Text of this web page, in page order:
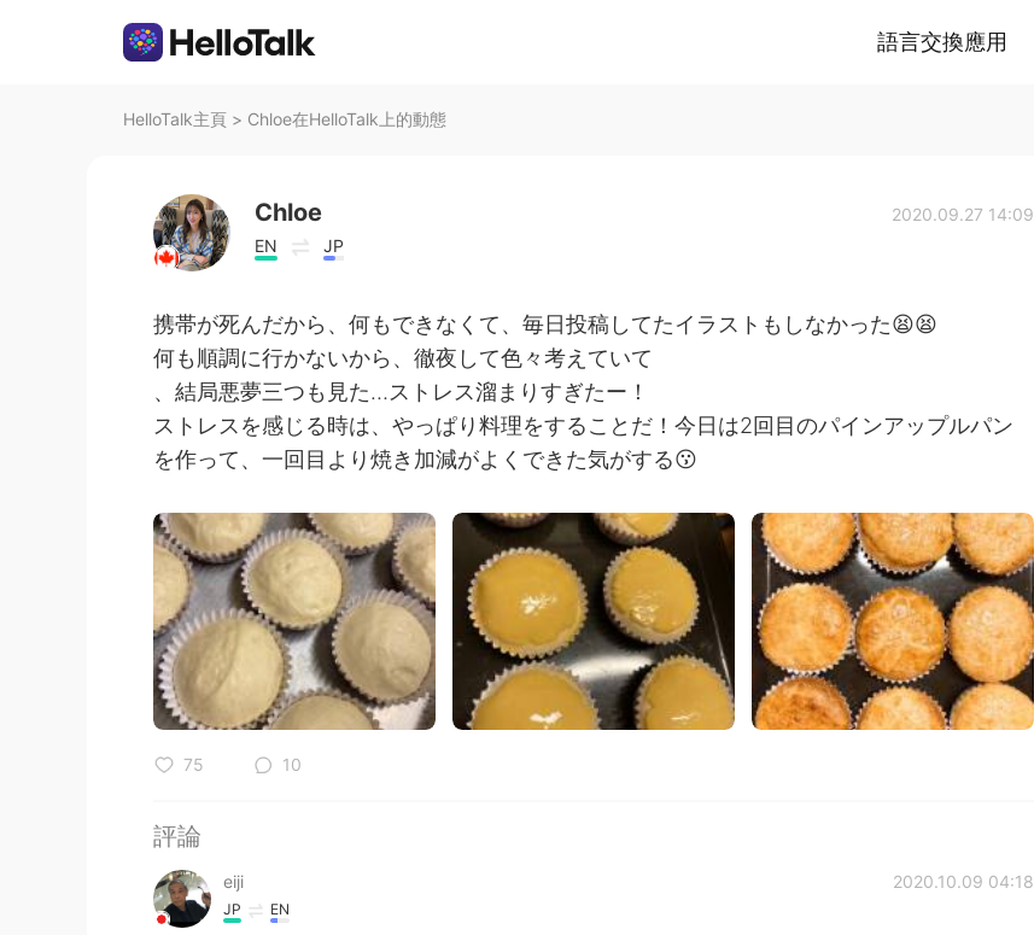
語言交換應用
HelloTalk主頁 > Chloe在HelloTalk上的動態
Chloe
EN JP
2020.09.27 14:09
携帯が死んだから、何もできなくて、毎日投稿してたイラストもしなかった😫😫
何も順調に行かないから、徹夜して色々考えていて
、結局悪夢三つも見た…ストレス溜まりすぎたー！
ストレスを感じる時は、やっぱり料理をすることだ！今日は2回目のパインアップルパン
を作って、一回目より焼き加減がよくできた気がする😗
75 10
評論
eiji 2020.10.09 04:18
JP EN